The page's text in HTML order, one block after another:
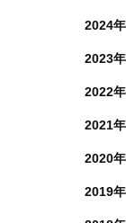
2024年
2023年
2022年
2021年
2020年
2019年